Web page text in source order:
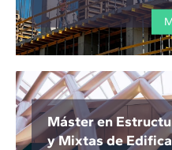
Máster en
y Mixtas de